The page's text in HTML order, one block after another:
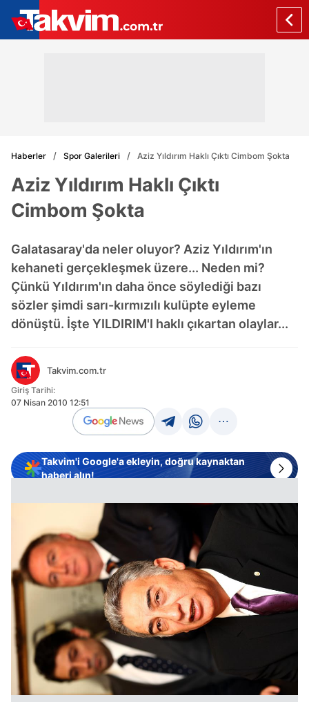
Haberler Spor Galerileri Aziz Yıldırım Haklı Çıktı Cimbom Şokta
Aziz Yıldırım Haklı Çıktı
Cimbom Şokta
Galatasaray'da neler oluyor? Aziz Yıldırım'ın
kehaneti gerçekleşmek üzere... Neden mi?
Çünkü Yıldırım'ın daha önce söylediği bazı
sözler şimdi sarı-kırmızılı kulüpte eyleme
dönüştü. İşte YILDIRIM'I haklı çıkartan olaylar...
Takvim.com.tr
Giriş Tarihi:
07 Nisan 2010 12:51
Takvim'i Google'a ekleyin, doğru kaynaktan
haberi alın!